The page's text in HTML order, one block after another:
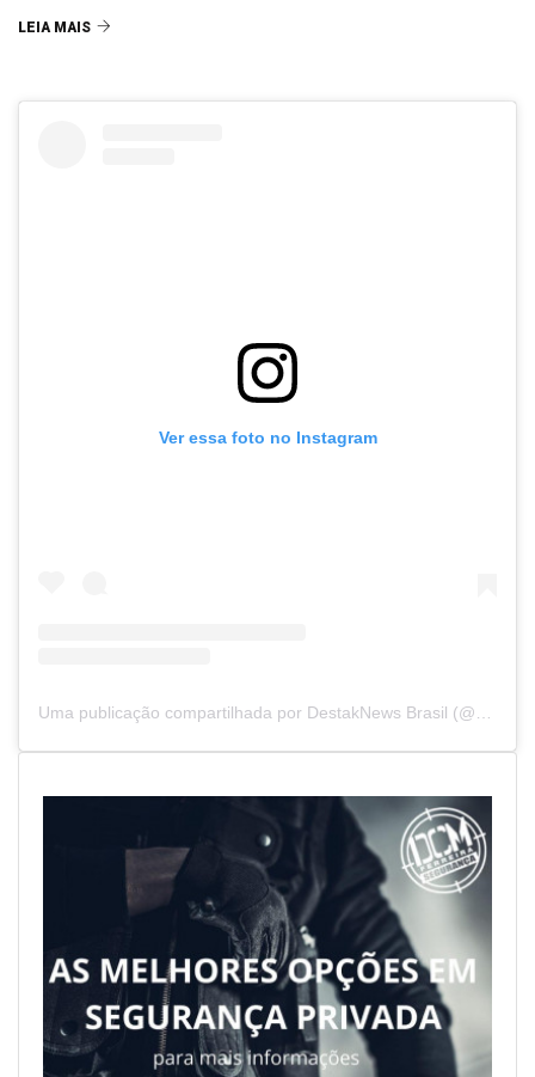
LEIA MAIS
Ver essa foto no Instagram
Uma publicação compartilhada por DestakNews Brasil (@destaknewsbrasiloficial)